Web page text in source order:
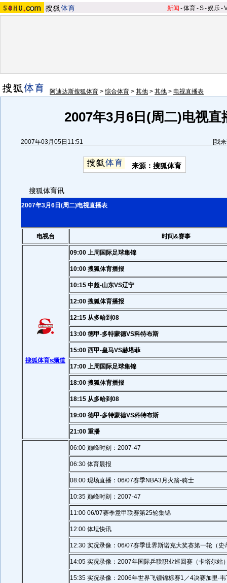
新闻 -体育-S-娱乐-
阿迪达斯搜狐体育 > 综合体育 > 其他 > 其他 > 电视直播表
2007年3月6日(周二)电视直
2007年03月05日11:51 [我
来源：搜狐体育
搜狐体育讯
2007年3月6日(周二)电视直播表
电视台 时间&赛事
搜狐体育s频道
09:00 上周国际足球集锦
10:00 搜狐体育播报
10:15 中超-山东VS辽宁
12:00 搜狐体育播报
12:15 从多哈到08
13:00 德甲-多特蒙德VS科特布斯
15:00 西甲-皇马VS赫塔菲
17:00 上周国际足球集锦
18:00 搜狐体育播报
18:15 从多哈到08
19:00 德甲-多特蒙德VS科特布斯
21:00 重播
06:00 巅峰时刻：2007-47
06:30 体育晨报
08:00 现场直播：06/07赛季NBA3月火箭-骑士
10:35 巅峰时刻：2007-47
11:00 06/07赛季意甲联赛第25轮集锦
12:00 体坛快讯
12:30 实况录像：06/07赛季世界斯诺克大奖赛第一轮（史
14:05 实况录像：2007年国际乒联职业巡回赛（卡塔尔站
15:35 实况录像：2006年世界飞镖锦标赛1／4决赛加里·韦